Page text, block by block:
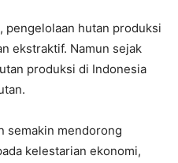
pengelolaan hutan produksi
ekstraktif. Namun sejak
produksi di Indonesia
semakin mendorong
kelestarian ekonomi,